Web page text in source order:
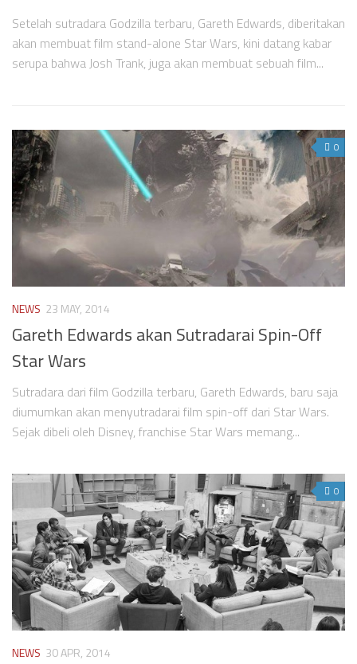
Setelah sutradara Godzilla terbaru, Gareth Edwards, diberitakan
akan membuat film stand-alone Star Wars, kini datang kabar
serupa bahwa Josh Trank, juga akan membuat sebuah film...
0
NEWS 23 MAY, 2014
Gareth Edwards akan Sutradarai Spin-Off
Star Wars
Sutradara dari film Godzilla terbaru, Gareth Edwards, baru saja
diumumkan akan menyutradarai film spin-off dari Star Wars.
Sejak dibeli oleh Disney, franchise Star Wars memang...
0
NEWS 30 APR, 2014